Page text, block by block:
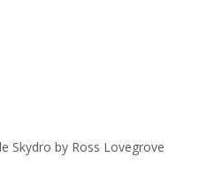
Skydro by Ross Lovegrove